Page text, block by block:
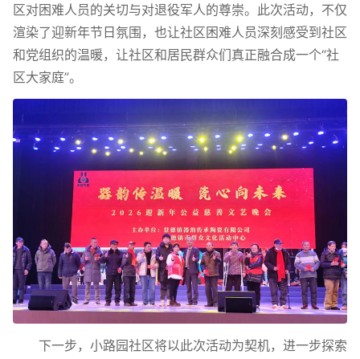
区对困难人员的关切与对退役军人的尊崇。此次活动，不仅
渲染了迎新年节日氛围，也让社区困难人员深刻感受到社区
和党组织的温暖，让社区和居民群众们真正融合成一个“社
区大家庭”。
下一步，小路园社区将以此次活动为契机，进一步探索